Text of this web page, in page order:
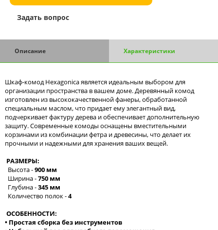
Задать вопрос
Описание Характеристики
Шкаф-комод Hexagonica является идеальным выбором для
организации пространства в вашем доме. Деревянный комод
изготовлен из высококачественной фанеры, обработанной
специальным маслом, что придает ему элегантный вид,
подчеркивает фактуру дерева и обеспечивает дополнительную
защиту. Современные комоды оснащены вместительными
корзинами из комбинации фетра и древесины, что делает их
прочными и надежными для хранения ваших вещей.
РАЗМЕРЫ:
Высота -900 мм
Ширина -750 мм
Глубина -345 мм
Количество полок -4
ОСОБЕННОСТИ:
• Простая сборка без инструментов